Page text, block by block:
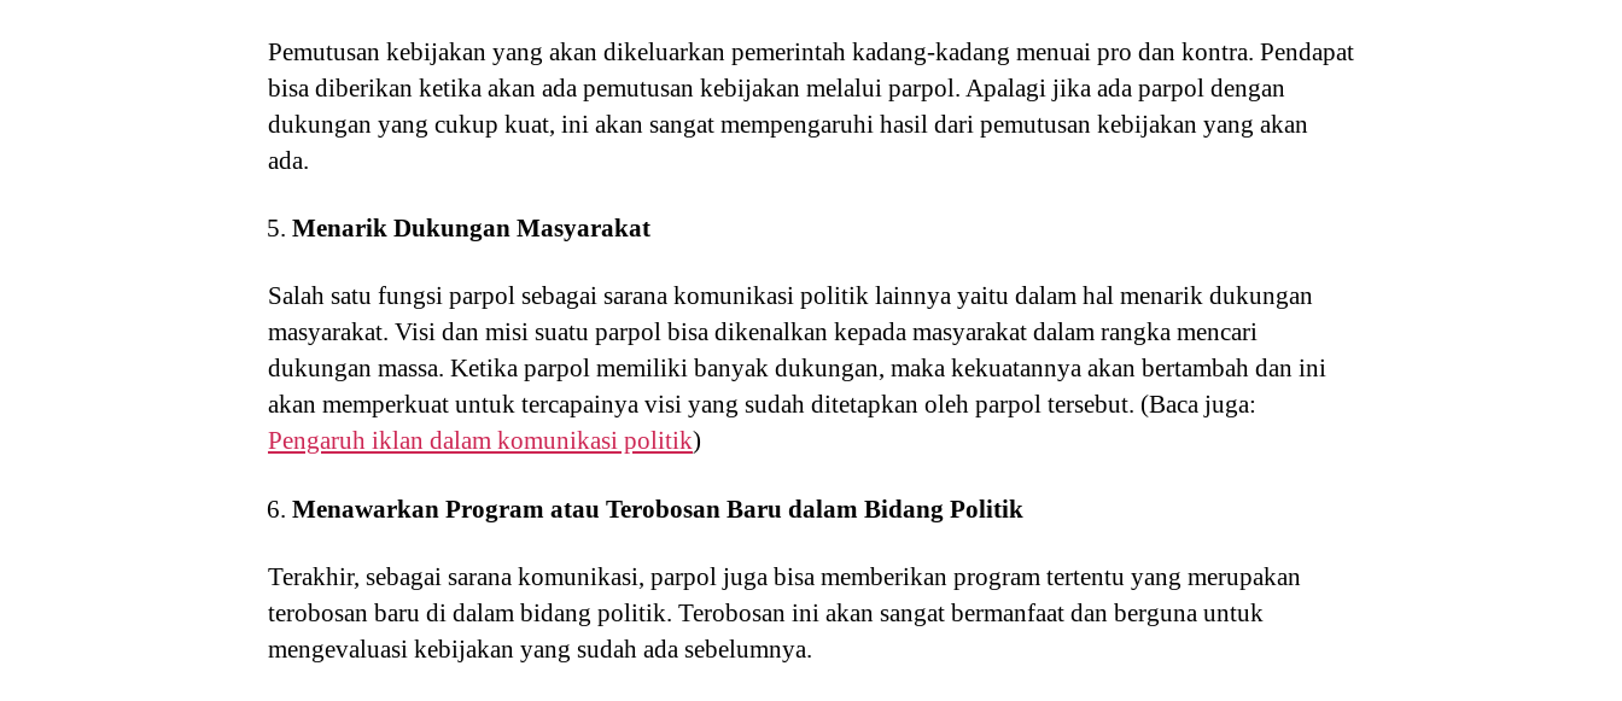
Pemutusan kebijakan yang akan dikeluarkan pemerintah kadang-kadang menuai pro dan kontra. Pendapat
bisa diberikan ketika akan ada pemutusan kebijakan melalui parpol. Apalagi jika ada parpol dengan
dukungan yang cukup kuat, ini akan sangat mempengaruhi hasil dari pemutusan kebijakan yang akan
ada.
Menarik Dukungan Masyarakat
Salah satu fungsi parpol sebagai sarana komunikasi politik lainnya yaitu dalam hal menarik dukungan
masyarakat. Visi dan misi suatu parpol bisa dikenalkan kepada masyarakat dalam rangka mencari
dukungan massa. Ketika parpol memiliki banyak dukungan, maka kekuatannya akan bertambah dan ini
akan memperkuat untuk tercapainya visi yang sudah ditetapkan oleh parpol tersebut. (Baca juga:
Pengaruh iklan dalam komunikasi politik)
Menawarkan Program atau Terobosan Baru dalam Bidang Politik
Terakhir, sebagai sarana komunikasi, parpol juga bisa memberikan program tertentu yang merupakan
terobosan baru di dalam bidang politik. Terobosan ini akan sangat bermanfaat dan berguna untuk
mengevaluasi kebijakan yang sudah ada sebelumnya.